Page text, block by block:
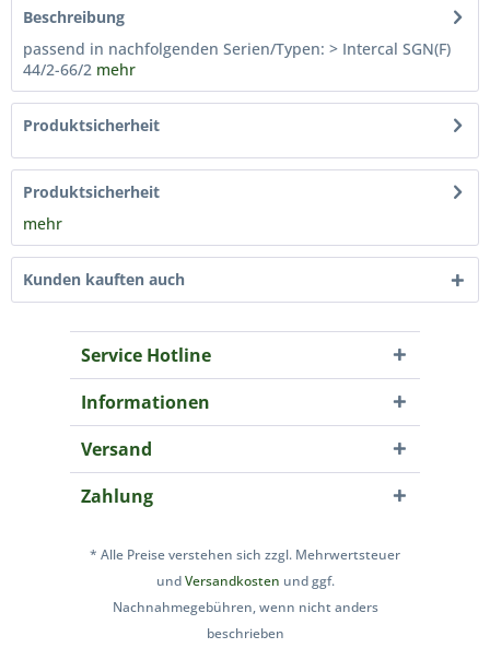
Beschreibung
passend in nachfolgenden Serien/Typen: > Intercal SGN(F)
44/2-66/2 mehr
Produktsicherheit
Produktsicherheit
mehr
Kunden kauften auch
Service Hotline
Informationen
Versand
Zahlung
* Alle Preise verstehen sich zzgl. Mehrwertsteuer
undVersandkosten und ggf.
Nachnahmegebühren, wenn nicht anders
beschrieben